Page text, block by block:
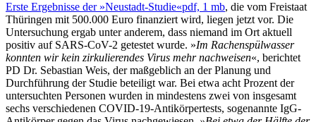
Erste Ergebnisse der »Neustadt-Studie«pdf, 1 mb, die vom Freistaat
Thüringen mit 500.000 Euro finanziert wird, liegen jetzt vor. Die
Untersuchung ergab unter anderem, dass niemand im Ort aktuell
positiv auf SARS-CoV-2 getestet wurde. »Im Rachenspülwasser
konnten wir kein zirkulierendes Virus mehr nachweisen«, berichtet
PD Dr. Sebastian Weis, der maßgeblich an der Planung und
Durchführung der Studie beteiligt war. Bei etwa acht Prozent der
untersuchten Personen wurden in mindestens zwei von insgesamt
sechs verschiedenen COVID-19-Antikörpertests, sogenannte IgG-